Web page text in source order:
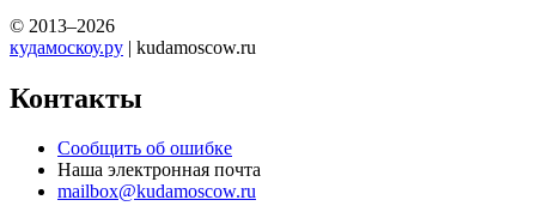
© 2013–2026
кудамоскоу.ру | kudamoscow.ru
Контакты
Сообщить об ошибке
Наша электронная почта
mailbox@kudamoscow.ru